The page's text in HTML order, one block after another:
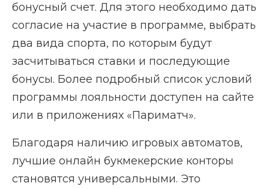
бонусный счет. Для этого необходимо дать
согласие на участие в программе, выбрать
два вида спорта, по которым будут
засчитываться ставки и последующие
бонусы. Более подробный список условий
программы лояльности доступен на сайте
или в приложениях «Париматч».
Благодаря наличию игровых автоматов,
лучшие онлайн букмекерские конторы
становятся универсальными. Это